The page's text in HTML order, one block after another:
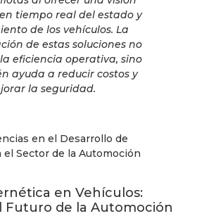
tiempo real del estado y
de los vehículos. La
de estas soluciones no
eficiencia operativa, sino
ayuda a reducir costos y
la seguridad.
en Vehículos:
Futuro de la Automoción